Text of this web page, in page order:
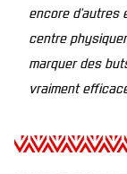
encore d’autres
centre
marquer des
vraiment